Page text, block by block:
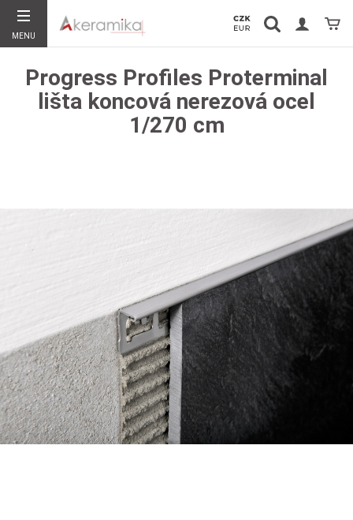
MENU
Vyhledávání Košík
Progress Profiles Proterminal
lišta koncová nerezová ocel
1/270 cm